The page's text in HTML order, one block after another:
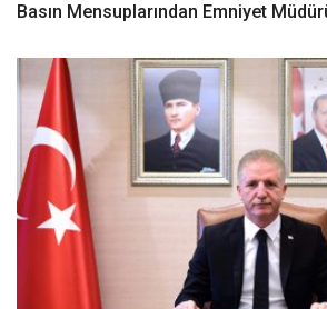
Basın Mensuplarından Emniyet